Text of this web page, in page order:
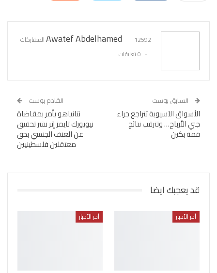
Awatef Abdelhamed
12592 المشاركات
0 تعليقات
السابق بوست
الأسواق الآسيوية تتراجع جراء
جني الأرباح… وتترقب نتائج
قمة بكين
القادم بوست
نتانياهو يأمر بمقاضاة
نيويورك تايمز إثر نشر تحقيق
عن العنف الجنسي بحق
معتقلين فلسطينيين
قد يعجبك ايضا
أخر الأخبار أخر الأخبار